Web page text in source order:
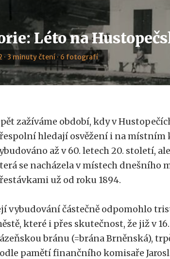
Léto na
· 3 minuty čtení · 6 fotografí
zažíváme období, kdy v
hledají osvěžení i na místním
až v 60. letech 20. století,
se nacházela v místech dnešního
už od roku 1894.
vybudování částečně odpomohlo
které i přes skutečnost, že již v
bránu (=brána Brněnská),
pamětí finančního komisaře